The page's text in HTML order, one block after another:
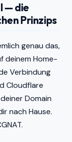
— die
Prinzips
genau das,
deinem Home-
Verbindung
Cloudflare
Domain
nach Hause.